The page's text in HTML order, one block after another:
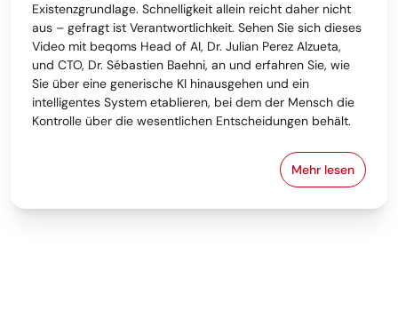
Existenzgrundlage. Schnelligkeit allein reicht daher nicht
aus – gefragt ist Verantwortlichkeit. Sehen Sie sich dieses
Video mit beqoms Head of AI, Dr. Julian Perez Alzueta,
und CTO, Dr. Sébastien Baehni, an und erfahren Sie, wie
Sie über eine generische KI hinausgehen und ein
intelligentes System etablieren, bei dem der Mensch die
Kontrolle über die wesentlichen Entscheidungen behält.
Mehr lesenIntentional